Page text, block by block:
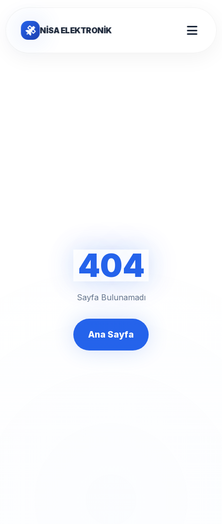
NİSA ELEKTRONİK
404
Sayfa Bulunamadı
Ana Sayfa